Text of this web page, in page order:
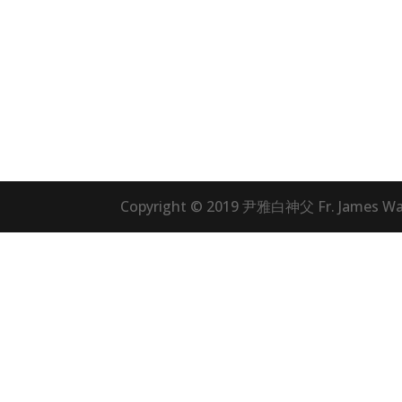
Copyright © 2019 尹雅白神父 Fr. James